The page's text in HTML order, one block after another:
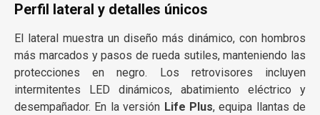
Perfil lateral y detalles únicos
El lateral muestra un diseño más dinámico, con hombros
más marcados y pasos de rueda sutiles, manteniendo las
protecciones en negro. Los retrovisores incluyen
intermitentes LED dinámicos, abatimiento eléctrico y
desempañador. En la versión Life Plus, equipa llantas de